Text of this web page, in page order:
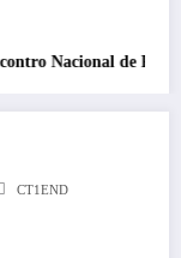
de Radioamadores
CT1END